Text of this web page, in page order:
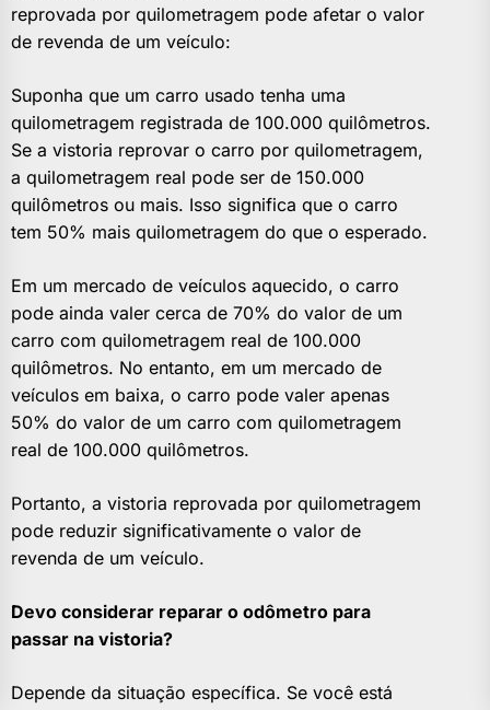
reprovada por quilometragem pode afetar o valor
de revenda de um veículo:
Suponha que um carro usado tenha uma
quilometragem registrada de 100.000 quilômetros.
Se a vistoria reprovar o carro por quilometragem,
a quilometragem real pode ser de 150.000
quilômetros ou mais. Isso significa que o carro
tem 50% mais quilometragem do que o esperado.
Em um mercado de veículos aquecido, o carro
pode ainda valer cerca de 70% do valor de um
carro com quilometragem real de 100.000
quilômetros. No entanto, em um mercado de
veículos em baixa, o carro pode valer apenas
50% do valor de um carro com quilometragem
real de 100.000 quilômetros.
Portanto, a vistoria reprovada por quilometragem
pode reduzir significativamente o valor de
revenda de um veículo.
Devo considerar reparar o odômetro para
passar na vistoria?
Depende da situação específica. Se você está